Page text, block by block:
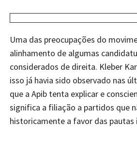
Uma das preocupações do
alinhamento de algumas
considerados de direita. Kleber
isso já havia sido observado nas
que a Apib tenta explicar e
significa a filiação a partidos que
historicamente a favor das pautas